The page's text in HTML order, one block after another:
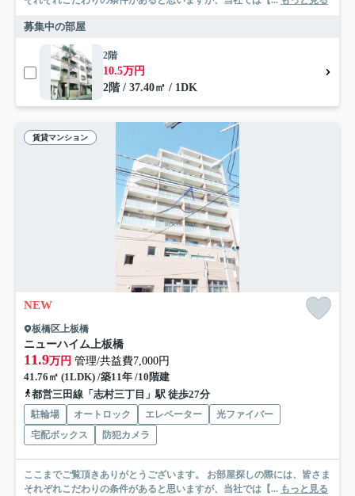
募集中の部屋
2階
10.5万円
2階 / 37.40㎡ / 1DK
賃貸マンション
NEW
板橋区上板橋
ニューハイム上板橋
11.9万円 管理/共益費7,000円
41.76㎡ (1LDK) /築11年 /10階建
都営三田線「志村三丁目」駅 徒歩27分
駐輪場 オートロック エレベーター
光ファイバー
宅配ボックス
防犯カメラ
ここまでご覧頂きありがとうございます。 お部屋探しの際には、皆さま
それぞれこだわりの条件があると思いますが、当社では【... もっと見る